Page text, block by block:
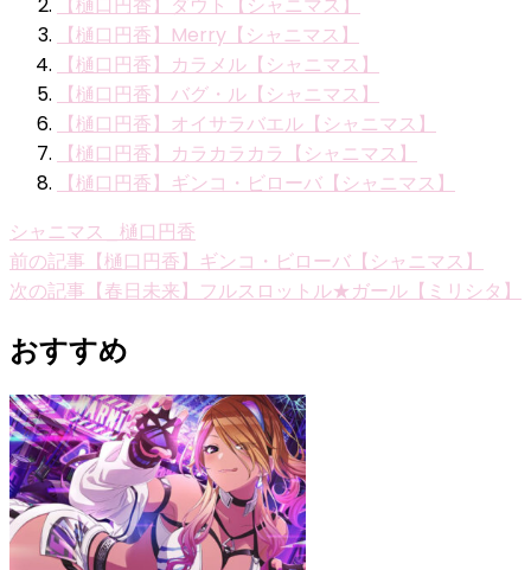
【樋口円香】ダウト【シャニマス】
【樋口円香】Merry【シャニマス】
【樋口円香】カラメル【シャニマス】
【樋口円香】バグ・ル【シャニマス】
【樋口円香】オイサラバエル【シャニマス】
【樋口円香】カラカラカラ【シャニマス】
【樋口円香】ギンコ・ビローバ【シャニマス】
シャニマス_樋口円香
投
稿
ナ
ビ
ゲ
ー
シ
ョ
前の記事 【樋口円香】ギンコ・ビローバ【シャニマス】
次の記事 【春日未来】フルスロットル★ガール【ミリシタ】
おすすめ